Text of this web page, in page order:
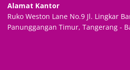
Alamat Kantor
Ruko Weston Lane No.9 Jl. Lingkar
Panunggangan Timur, Tangerang -